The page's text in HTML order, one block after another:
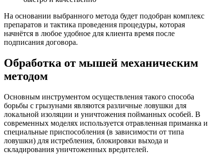
На основании выбранного метода будет подобран комплекс
препаратов и тактика проведения процедуры, которая
начнётся в любое удобное для клиента время после
подписания договора.
Обработка от мышей механическим
методом
Основным инструментом осуществления такого способа
борьбы с грызунами являются различные ловушки для
локальной изоляции и уничтожения пойманных особей. В
современных моделях используется отравленная приманка и
специальные приспособления (в зависимости от типа
ловушки) для истребления, блокировки выхода и
складирования уничтоженных вредителей.